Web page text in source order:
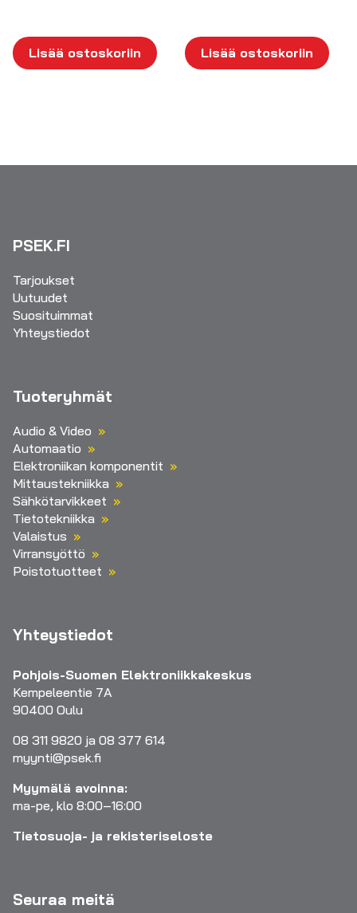
Lisää ostoskoriin Lisää ostoskoriin
PSEK.FI
Tarjoukset
Uutuudet
Suosituimmat
Yhteystiedot
Tuoteryhmät
Audio & Video
Automaatio
Elektroniikan komponentit
Mittaustekniikka
Sähkötarvikkeet
Tietotekniikka
Valaistus
Virransyöttö
Poistotuotteet
Yhteystiedot
Pohjois-Suomen Elektroniikkakeskus
Kempeleentie 7A
90400 Oulu
08 311 9820 ja 08 377 614
myynti@psek.fi
Myymälä avoinna:
ma-pe, klo 8:00–16:00
Tietosuoja- ja rekisteriseloste
Seuraa meitä